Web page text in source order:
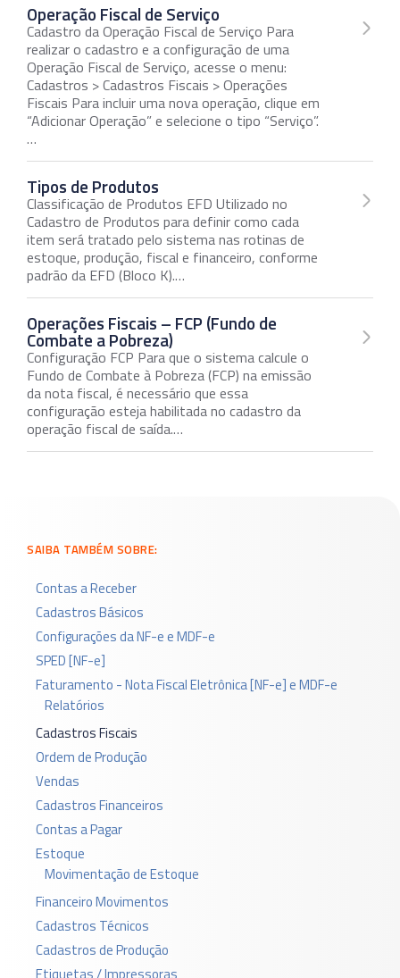
SAIBA TAMBÉM SOBRE:
Contas a Receber
Cadastros Básicos
Configurações da NF-e e MDF-e
SPED [NF-e]
Faturamento - Nota Fiscal Eletrônica [NF-e] e MDF-e
Relatórios
Cadastros Fiscais
Ordem de Produção
Vendas
Cadastros Financeiros
Contas a Pagar
Estoque
Movimentação de Estoque
Financeiro Movimentos
Cadastros Técnicos
Cadastros de Produção
Operação Fiscal de Serviço
Cadastro da Operação Fiscal de Serviço Para
realizar o cadastro e a configuração de uma
Operação Fiscal de Serviço, acesse o menu:
Cadastros > Cadastros Fiscais > Operações
Fiscais Para incluir uma nova operação, clique em
“Adicionar Operação” e selecione o tipo “Serviço”.
…
Tipos de Produtos
Classificação de Produtos EFD Utilizado no
Cadastro de Produtos para definir como cada
item será tratado pelo sistema nas rotinas de
estoque, produção, fiscal e financeiro, conforme
padrão da EFD (Bloco K).…
Operações Fiscais – FCP (Fundo de
Combate a Pobreza)
Configuração FCP Para que o sistema calcule o
Fundo de Combate à Pobreza (FCP) na emissão
da nota fiscal, é necessário que essa
configuração esteja habilitada no cadastro da
operação fiscal de saída.…